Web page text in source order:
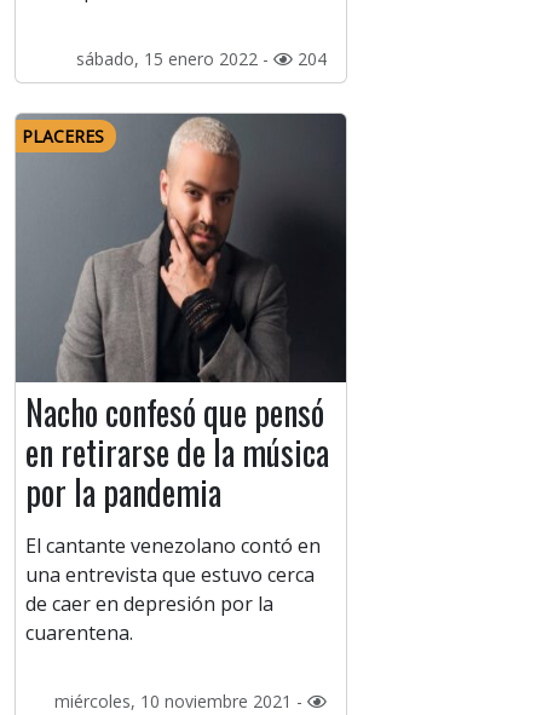
sábado, 15 enero 2022 - 204
PLACERES
Nacho confesó que pensó
en retirarse de la música
por la pandemia
El cantante venezolano contó en
una entrevista que estuvo cerca
de caer en depresión por la
cuarentena.
miércoles, 10 noviembre 2021 -